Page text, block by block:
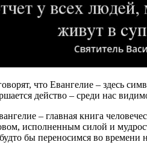
что Евангелие – здесь
действо – среди нас
– главная книга
исполненным силой и
бы переносимся во